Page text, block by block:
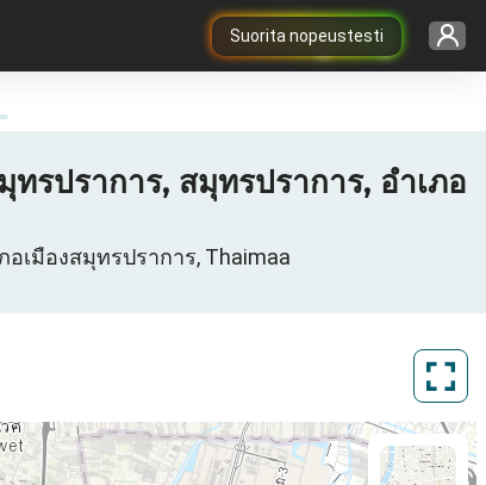
Suorita nopeustesti
ปราการ, สมุทรปราการ, อำเภอ
อเมืองสมุทรปราการ, Thaimaa